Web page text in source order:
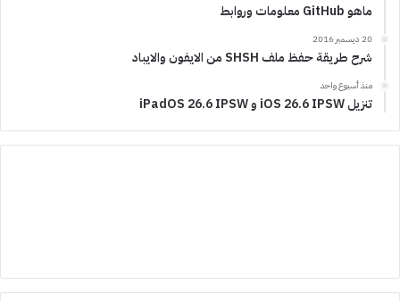
ماهو GitHub معلومات وروابط
20 ديسمبر 2016
شرح طريقة حفظ ملف SHSH من الايفون والايباد
منذ أسبوع واحد
تنزيل iOS 26.6 IPSW و iPadOS 26.6 IPSW